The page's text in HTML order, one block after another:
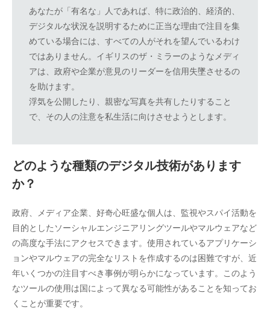
あなたが「有名な」人であれば、特に政治的、経済的、
デジタルな状況を説明するために正当な理由で注目を集
めている場合には、すべての人がそれを望んでいるわけ
ではありません。イギリスのザ・ミラーのようなメディ
アは、政府や企業が意見のリーダーを信用失墜させるの
を助けます。
浮気を公開したり、親密な写真を共有したりすること
で、その人の注意を私生活に向けさせようとします。
どのような種類のデジタル技術があります
か？
政府、メディア企業、好奇心旺盛な個人は、監視やスパイ活動を
目的としたソーシャルエンジニアリングツールやマルウェアなど
の高度な手法にアクセスできます。使用されているアプリケーシ
ョンやマルウェアの完全なリストを作成するのは困難ですが、近
年いくつかの注目すべき事例が明らかになっています。このよう
なツールの使用は国によって異なる可能性があることを知ってお
くことが重要です。